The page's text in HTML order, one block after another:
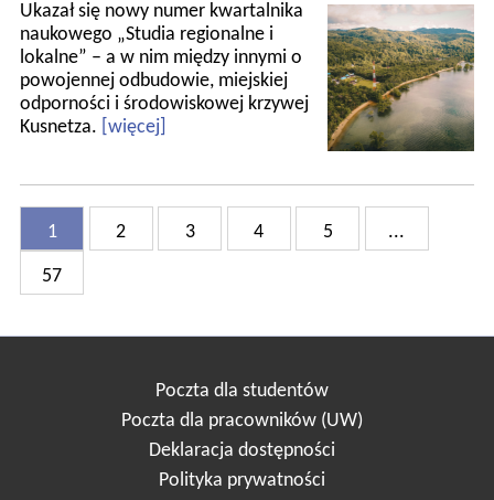
Ukazał się nowy numer kwartalnika
naukowego „Studia regionalne i
lokalne” – a w nim między innymi o
powojennej odbudowie, miejskiej
odporności i środowiskowej krzywej
Kusnetza. [więcej]
1 2 3 4 5 ...
57
Poczta dla studentów
Poczta dla pracowników (UW)
Deklaracja dostępności
Polityka prywatności